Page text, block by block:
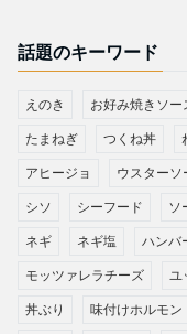
話題のキーワード
えのき お好み焼きソー
たまねぎ つくね丼
アヒージョ ウスターソ
シソ シーフード ソ
ネギ ネギ塩 ハンバ
モッツァレラチーズ ユ
丼ぶり 味付けホルモン